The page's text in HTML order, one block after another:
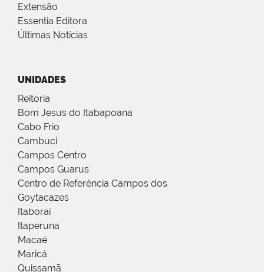
Extensão
Essentia Editora
Últimas Notícias
UNIDADES
Reitoria
Bom Jesus do Itabapoana
Cabo Frio
Cambuci
Campos Centro
Campos Guarus
Centro de Referência Campos dos
Goytacazes
Itaboraí
Itaperuna
Macaé
Maricá
Quissamã